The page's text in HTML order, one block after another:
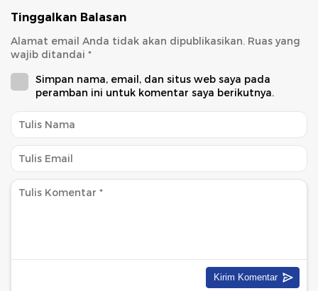
Tinggalkan Balasan
Alamat email Anda tidak akan dipublikasikan. Ruas yang
wajib ditandai *
Simpan nama, email, dan situs web saya pada
peramban ini untuk komentar saya berikutnya.